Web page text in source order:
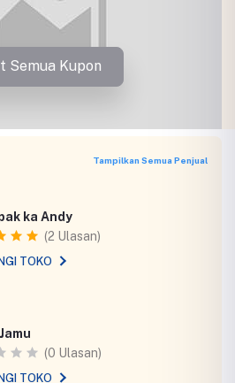
Semua Kupon
Tampilkan Semua Penjual
ka Andy
(2 Ulasan)
TOKO
(0 Ulasan)
TOKO